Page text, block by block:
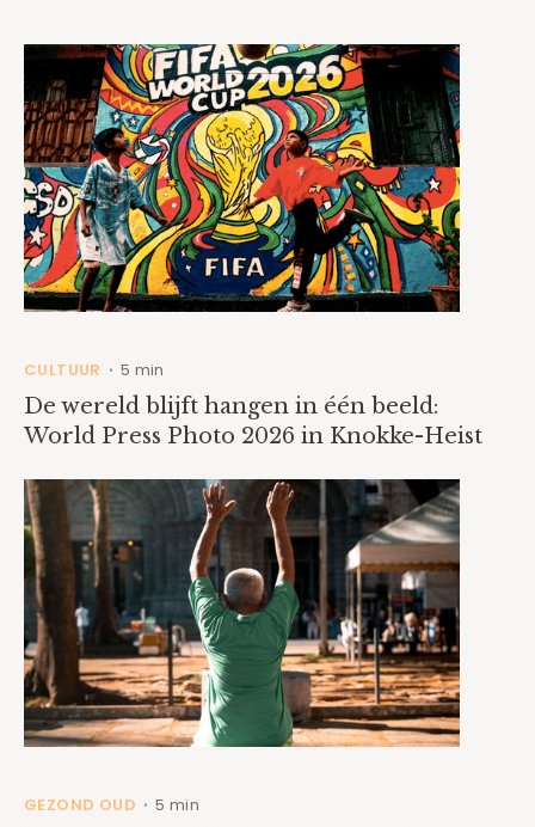
CULTUUR • 5 min
De wereld blijft hangen in één beeld:
World Press Photo 2026 in Knokke-Heist
GEZOND OUD • 5 min